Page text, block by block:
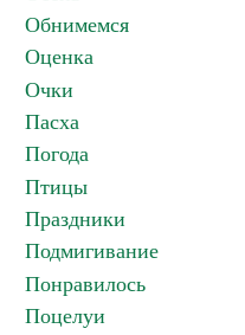
Обнимемся
Оценка
Очки
Пасха
Погода
Птицы
Праздники
Подмигивание
Понравилось
Поцелуи